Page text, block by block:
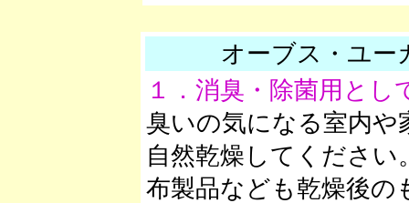
オーブス・ユー
１．消臭・除菌用とし
臭いの気になる室内や
自然乾燥してください
布製品なども乾燥後